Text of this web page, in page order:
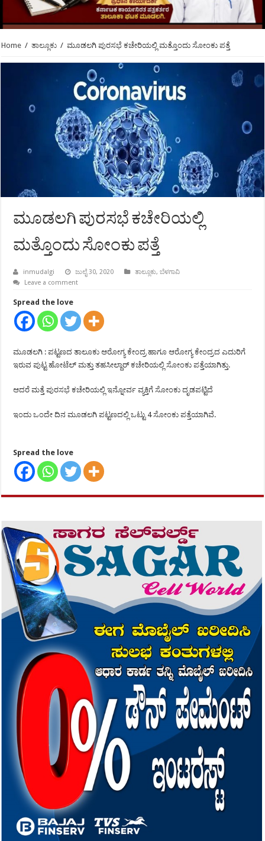
Home / ತಾಲ್ಲೂಕು / ಮೂಡಲಗಿ ಪುರಸಭೆ ಕಚೇರಿಯಲ್ಲಿ ಮತ್ತೊಂದು ಸೋಂಕು ಪತ್ತೆ
ಮೂಡಲಗಿ ಪುರಸಭೆ ಕಚೇರಿಯಲ್ಲಿ
ಮತ್ತೊಂದು ಸೋಂಕು ಪತ್ತೆ
inmudalgi ಜುಲೈ 30, 2020 ತಾಲ್ಲೂಕು,ಬೆಳಗಾವಿ
Leave a comment
Spread the love
ಮೂಡಲಗಿ : ಪಟ್ಟಣದ ತಾಲೂಕು ಆರೋಗ್ಯ ಕೇಂದ್ರ ಹಾಗೂ ಆರೋಗ್ಯ ಕೇಂದ್ರದ ಎದುರಿಗೆ
ಇರುವ ಪುಟ್ಟ ಹೋಟೆಲ್ ಮತ್ತು ತಹಸೀಲ್ದಾರ್ ಕಚೇರಿಯಲ್ಲಿ ಸೋಂಕು ಪತ್ತೆಯಾಗಿತ್ತು.
ಆದರೆ ಮತ್ತೆ ಪುರಸಭೆ ಕಚೇರಿಯಲ್ಲಿ ಇನ್ನೋರ್ವ ವ್ಯಕ್ತಿಗೆ ಸೋಂಕು ದೃಡಪಟ್ಟಿದೆ
ಇಂದು ಒಂದೇ ದಿನ ಮೂಡಲಗಿ ಪಟ್ಟಣದಲ್ಲಿ ಒಟ್ಟು 4 ಸೋಂಕು ಪತ್ತೆಯಾಗಿವೆ.
Spread the love